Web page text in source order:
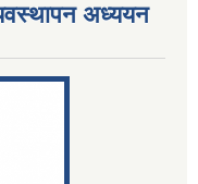
अध्ययन